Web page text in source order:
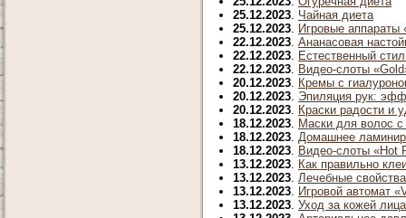
25.12.2023. Чайная диета
25.12.2023. Игровые аппараты
22.12.2023. Ананасовая
22.12.2023. Естественный
22.12.2023. Видео-слоты
20.12.2023. Кремы с
20.12.2023. Эпиляция рук:
20.12.2023. Краски радости и
18.12.2023. Маски для волос
18.12.2023. Домашнее
18.12.2023. Видео-слоты «Hot
13.12.2023. Как правильно
13.12.2023. Лечебные
13.12.2023. Игровой автомат
13.12.2023. Уход за кожей